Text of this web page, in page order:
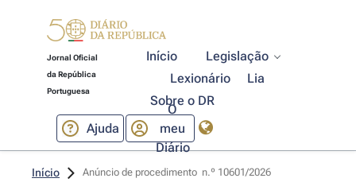
Jornal Oficial
da República
Portuguesa
Início
Legislação
Lexionário
Lia
Sobre o DR
Ajuda
O
meu
Diário
Início Anúncio de procedimento  n.º 10601/2026